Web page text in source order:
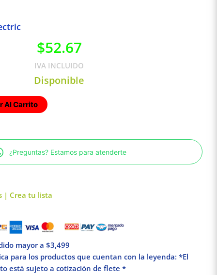
$52.67
IVA INCLUIDO
Disponible
Al Carrito
¿Preguntas? Estamos para atenderte
| Crea tu lista
mayor a $3,499
para los productos que cuentan con la leyenda: *El
está sujeto a cotización de flete *